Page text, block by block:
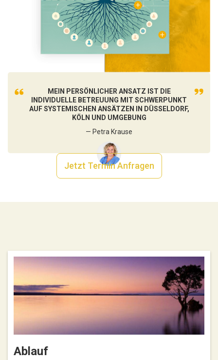
MEIN PERSÖNLICHER ANSATZ IST DIE
INDIVIDUELLE BETREUUNG MIT SCHWERPUNKT
AUF SYSTEMISCHEN ANSÄTZEN IN DÜSSELDORF,
KÖLN UND UMGEBUNG
— Petra Krause
Jetzt Termin Anfragen
Ablauf